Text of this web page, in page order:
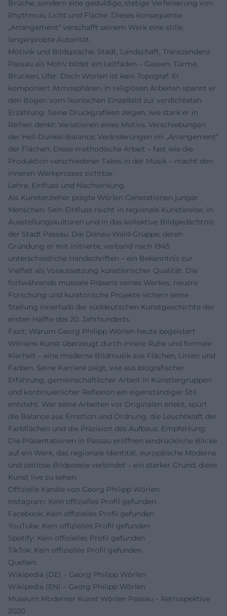
Brüche, sondern eine geduldige, stetige Verfeinerung von
Rhythmus, Licht und Fläche. Dieses konsequente
„Arrangement“ verschafft seinem Werk eine stille,
langerprobte Autorität.
Motivik und Bildsprache: Stadt, Landschaft, Transzendenz
Passau als Motiv bildet ein Leitfaden – Gassen, Türme,
Brücken, Ufer. Doch Wörlen ist kein Topograf: Er
komponiert Atmosphären. In religiösen Arbeiten spannt er
den Bogen vom ikonischen Einzelbild zur verdichteten
Erzählung. Seine Druckgrafiken zeigen, wie stark er in
Reihen denkt: Variationen eines Motivs, Verschiebungen
der Hell‑Dunkel‑Balance, Veränderungen im „Arrangement“
der Flächen. Diese methodische Arbeit – fast wie die
Produktion verschiedener Takes in der Musik – macht den
inneren Werkprozess sichtbar.
Lehre, Einfluss und Nachwirkung
Als Kunsterzieher prägte Wörlen Generationen junger
Menschen. Sein Einfluss reicht in regionale Kunstkreise, in
Ausstellungskulturen und in das kollektive Bildgedächtnis
der Stadt Passau. Die Donau‑Wald‑Gruppe, deren
Gründung er mit initiierte, verband nach 1945
unterschiedliche Handschriften – ein Bekenntnis zur
Vielfalt als Voraussetzung künstlerischer Qualität. Die
fortwährende museale Präsenz seines Werkes, neuere
Forschung und kuratorische Projekte sichern seine
Stellung innerhalb der süddeutschen Kunstgeschichte der
ersten Hälfte des 20. Jahrhunderts.
Fazit: Warum Georg Philipp Wörlen heute begeistert
Wörlens Kunst überzeugt durch innere Ruhe und formale
Klarheit – eine moderne Bildmusik aus Flächen, Linien und
Farben. Seine Karriere zeigt, wie aus biografischer
Erfahrung, gemeinschaftlicher Arbeit in Künstlergruppen
und kontinuierlicher Reflexion ein eigenständiger Stil
entsteht. Wer seine Arbeiten vor Originalen erlebt, spürt
die Balance aus Emotion und Ordnung, die Leuchtkraft der
Farbflächen und die Präzision des Aufbaus. Empfehlung:
Die Präsentationen in Passau eröffnen eindrückliche Blicke
auf ein Werk, das regionale Identität, europäische Moderne
und zeitlose Bildpoesie verbindet – ein starker Grund, diese
Kunst live zu sehen.
Offizielle Kanäle von Georg Philipp Wörlen:
Instagram: Kein offizielles Profil gefunden
Facebook: Kein offizielles Profil gefunden
YouTube: Kein offizielles Profil gefunden
Spotify: Kein offizielles Profil gefunden
TikTok: Kein offizielles Profil gefunden
Quellen:
Wikipedia (DE) – Georg Philipp Wörlen
Wikipedia (EN) – Georg Philipp Wörlen
Museum Moderner Kunst Wörlen Passau – Retrospektive
2020